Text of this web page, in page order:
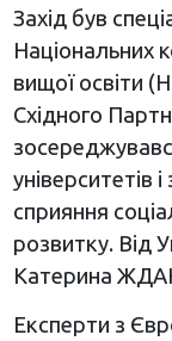
Захід був
Національних
вищої освіти
Східного
університетів
сприяння
розвитку. Від
Катерина
Експерти з